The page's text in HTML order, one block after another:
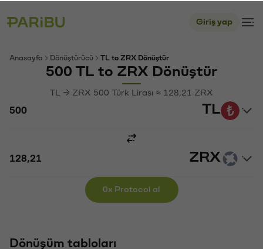
Giriş yap
Anasayfa Dönüştürücü TL to ZRX Dönüştür
500 TL to ZRX Dönüştür
TL → ZRX 500 Türk Lirası ≈ 128,21 ZRX
TL
ZRX
0x Protocol al
Dönüşüm tabloları